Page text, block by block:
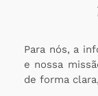
Para nós, a
e nossa
de forma